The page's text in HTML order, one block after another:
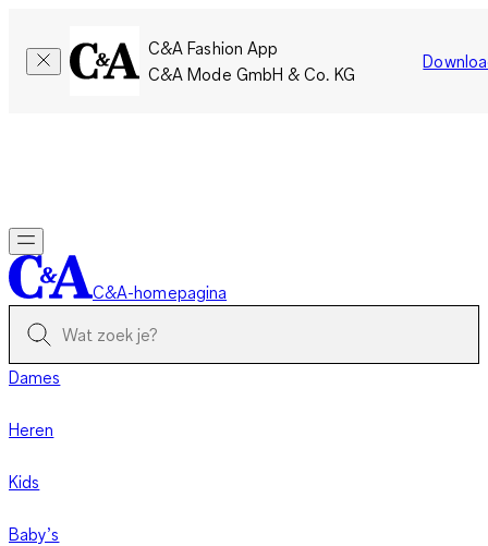
C&A Fashion App
C&A Mode GmbH & Co. KG
C&A-homepagina
Dames
Heren
Kids
Baby’s